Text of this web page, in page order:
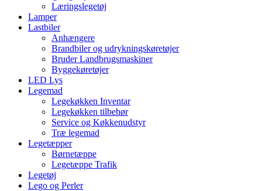
Læringslegetøj
Lamper
Lastbiler
Anhængere
Brandbiler og udrykningskøretøjer
Bruder Landbrugsmaskiner
Byggekøretøjer
LED Lys
Legemad
Legekøkken Inventar
Legekøkken tilbehør
Service og Køkkenudstyr
Træ legemad
Legetæpper
Børnetæppe
Legetæppe Trafik
Legetøj
Lego og Perler